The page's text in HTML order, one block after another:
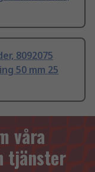
8092075
50 mm 25
våra
tjänster